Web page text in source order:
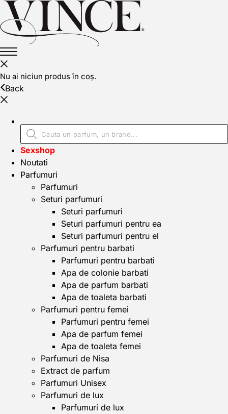
Nu ai niciun produs în coș.
Back
Sexshop
Noutati
Parfumuri
Parfumuri
Seturi parfumuri
Seturi parfumuri
Seturi parfumuri pentru ea
Seturi parfumuri pentru el
Parfumuri pentru barbati
Parfumuri pentru barbati
Apa de colonie barbati
Apa de parfum barbati
Apa de toaleta barbati
Parfumuri pentru femei
Parfumuri pentru femei
Apa de parfum femei
Apa de toaleta femei
Parfumuri de Nisa
Extract de parfum
Parfumuri Unisex
Parfumuri de lux
Parfumuri de lux